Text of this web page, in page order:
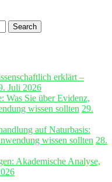
Search
erklärt –
Juli 2026
Was Sie über Evidenz,
wissen sollten 29.
auf Naturbasis:
wissen sollten 28.
Akademische Analyse,